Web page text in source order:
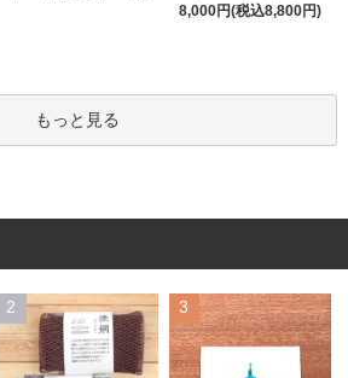
8,000円(税込8,800円)
もっと見る
2 3